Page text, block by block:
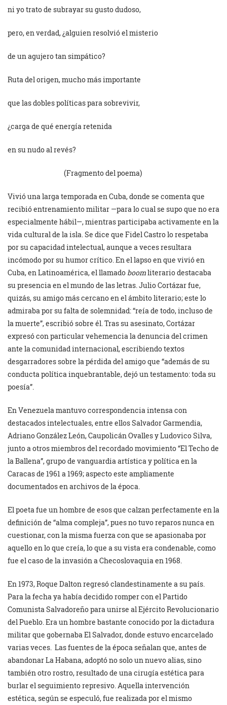
ni yo trato de subrayar su gusto dudoso,
pero, en verdad, ¿alguien resolvió el misterio
de un agujero tan simpático?
Ruta del origen, mucho más importante
que las dobles políticas para sobrevivir,
¿carga de qué energía retenida
en su nudo al revés?
(Fragmento del poema)
Vivió una larga temporada en Cuba, donde se comenta que
recibió entrenamiento militar —para lo cual se supo que no era
especialmente hábil—, mientras participaba activamente en la
vida cultural de la isla. Se dice que Fidel Castro lo respetaba
por su capacidad intelectual, aunque a veces resultara
incómodo por su humor crítico. En el lapso en que vivió en
Cuba, en Latinoamérica, el llamado boomliterario destacaba
su presencia en el mundo de las letras. Julio Cortázar fue,
quizás, su amigo más cercano en el ámbito literario; este lo
admiraba por su falta de solemnidad: “reía de todo, incluso de
la muerte”, escribió sobre él. Tras su asesinato, Cortázar
expresó con particular vehemencia la denuncia del crimen
ante la comunidad internacional, escribiendo textos
desgarradores sobre la pérdida del amigo que “además de su
conducta política inquebrantable, dejó un testamento: toda su
poesía”.
En Venezuela mantuvo correspondencia intensa con
destacados intelectuales, entre ellos Salvador Garmendia,
Adriano González León, Caupolicán Ovalles y Ludovico Silva,
junto a otros miembros del recordado movimiento “El Techo de
la Ballena”, grupo de vanguardia artística y política en la
Caracas de 1961 a 1969; aspecto este ampliamente
documentados en archivos de la época.
El poeta fue un hombre de esos que calzan perfectamente en la
definición de “alma compleja”, pues no tuvo reparos nunca en
cuestionar, con la misma fuerza con que se apasionaba por
aquello en lo que creía, lo que a su vista era condenable, como
fue el caso de la invasión a Checoslovaquia en 1968.
En 1973, Roque Dalton regresó clandestinamente a su país.
Para la fecha ya había decidido romper con el Partido
Comunista Salvadoreño para unirse al Ejército Revolucionario
del Pueblo. Era un hombre bastante conocido por la dictadura
militar que gobernaba El Salvador, donde estuvo encarcelado
varias veces. Las fuentes de la época señalan que, antes de
abandonar La Habana, adoptó no solo un nuevo alias, sino
también otro rostro, resultado de una cirugía estética para
burlar el seguimiento represivo. Aquella intervención
estética, según se especuló, fue realizada por el mismo